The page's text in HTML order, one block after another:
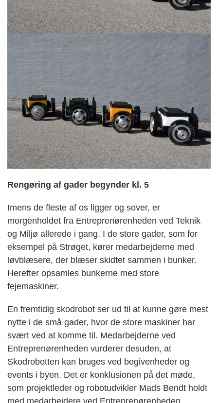
Rengøring af gader begynder kl. 5
Imens de fleste af os ligger og sover, er
morgenholdet fra Entreprenørenheden ved Teknik
og Miljø allerede i gang. I de store gader, som for
eksempel på Strøget, kører medarbejderne med
løvblæsere, der blæser skidtet sammen i bunker.
Herefter opsamles bunkerne med store
fejemaskiner.
En fremtidig skodrobot ser ud til at kunne gøre mest
nytte i de små gader, hvor de store maskiner har
svært ved at komme til. Medarbejderne ved
Entreprenørenheden vurderer desuden, at
Skodrobotten kan bruges ved begivenheder og
events i byen. Det er konklusionen på det møde,
som projektleder og robotudvikler Mads Bendt holdt